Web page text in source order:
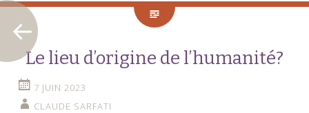
Le lieu d’origine de l’humanité?
7 JUIN 2023
CLAUDE SARFATI